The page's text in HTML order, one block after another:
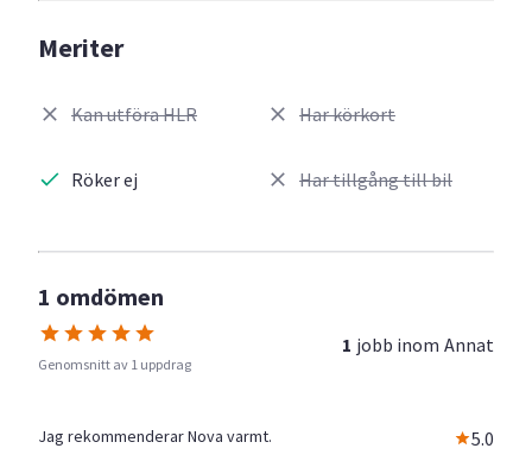
Meriter
Kan utföra HLR
Röker ej
Har körkort
Har tillgång till bil
1 omdömen
Genomsnitt av 1 uppdrag
1 jobb inom Annat
Jag rekommenderar Nova varmt. 5.0